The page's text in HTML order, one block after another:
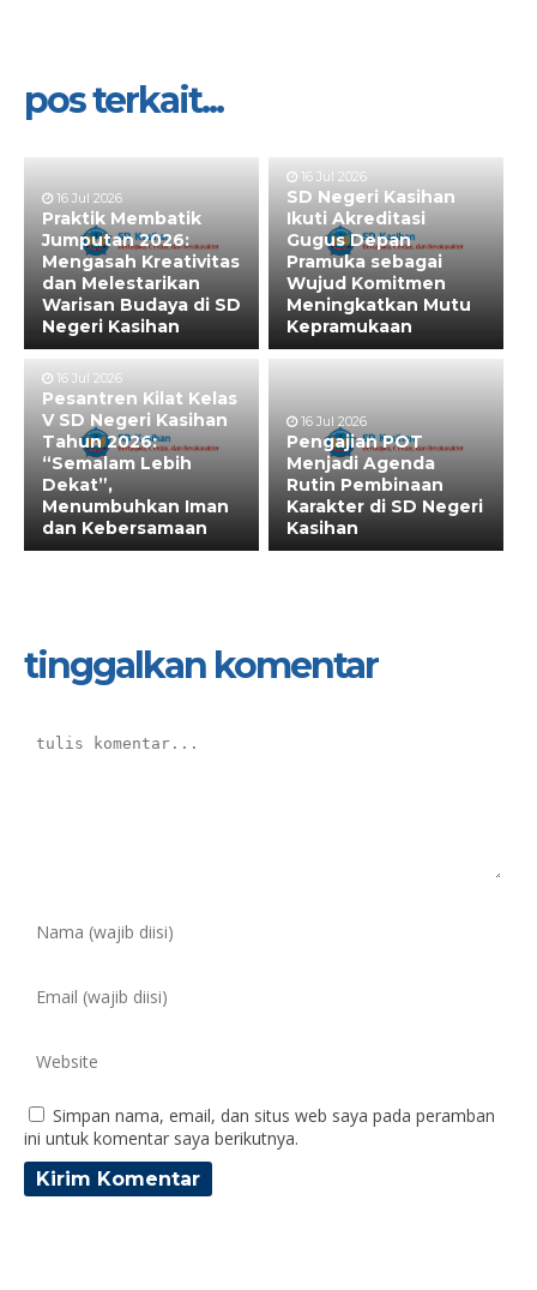
pos terkait...
16 Jul 2026
Praktik Membatik
Jumputan 2026:
Mengasah Kreativitas
dan Melestarikan
Warisan Budaya di SD
Negeri Kasihan
16 Jul 2026
SD Negeri Kasihan
Ikuti Akreditasi
Gugus Depan
Pramuka sebagai
Wujud Komitmen
Meningkatkan Mutu
Kepramukaan
16 Jul 2026
Pesantren Kilat Kelas
V SD Negeri Kasihan
Tahun 2026:
“Semalam Lebih
Dekat”,
Menumbuhkan Iman
dan Kebersamaan
16 Jul 2026
Pengajian POT
Menjadi Agenda
Rutin Pembinaan
Karakter di SD Negeri
Kasihan
tinggalkan komentar
Simpan nama, email, dan situs web saya pada peramban
ini untuk komentar saya berikutnya.